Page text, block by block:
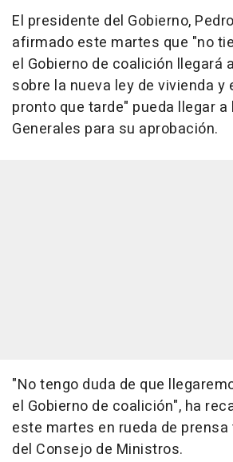
El presidente del Gobierno,
afirmado este martes que "no
el Gobierno de coalición llegará
sobre la nueva ley de vivienda y
pronto que tarde" pueda llegar a
Generales para su aprobación.
"No tengo duda de que
el Gobierno de coalición", ha
este martes en rueda de
del Consejo de Ministros.